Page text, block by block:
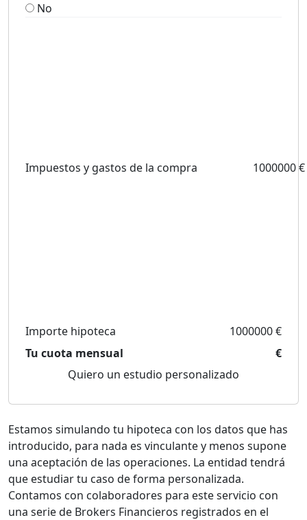
No
Impuestos y gastos de la compra 1000000 €
Importe hipoteca
1000000 €
Tu cuota mensual
€
Quiero un estudio personalizado
Estamos simulando tu hipoteca con los datos que has
introducido, para nada es vinculante y menos supone
una aceptación de las operaciones. La entidad tendrá
que estudiar tu caso de forma personalizada.
Contamos con colaboradores para este servicio con
una serie de Brokers Financieros registrados en el